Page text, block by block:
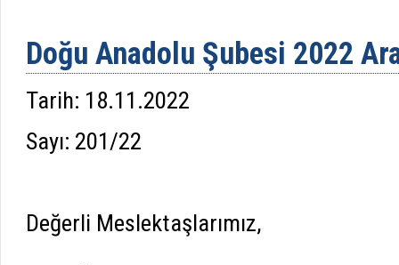
Doğu Anadolu Şubesi 2022
Tarih: 18.11.2022
Sayı: 201/22
Değerli Meslektaşlarımız,